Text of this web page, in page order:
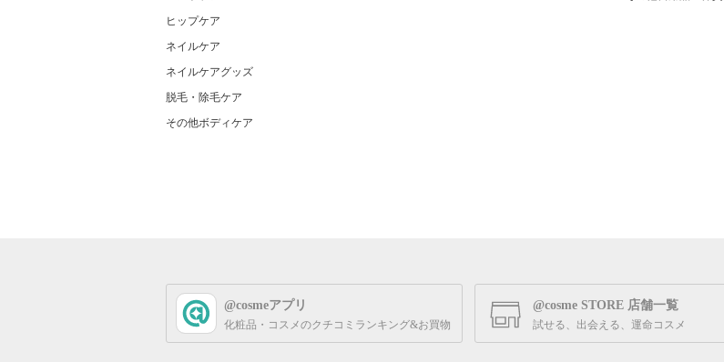
ヒップケア
ネイルケア
ネイルケアグッズ
脱毛・除毛ケア
その他ボディケア
@cosmeアプリ
化粧品・コスメのクチコミランキング&お買物
@cosme STORE 店舗一覧
試せる、出会える、運命コスメ